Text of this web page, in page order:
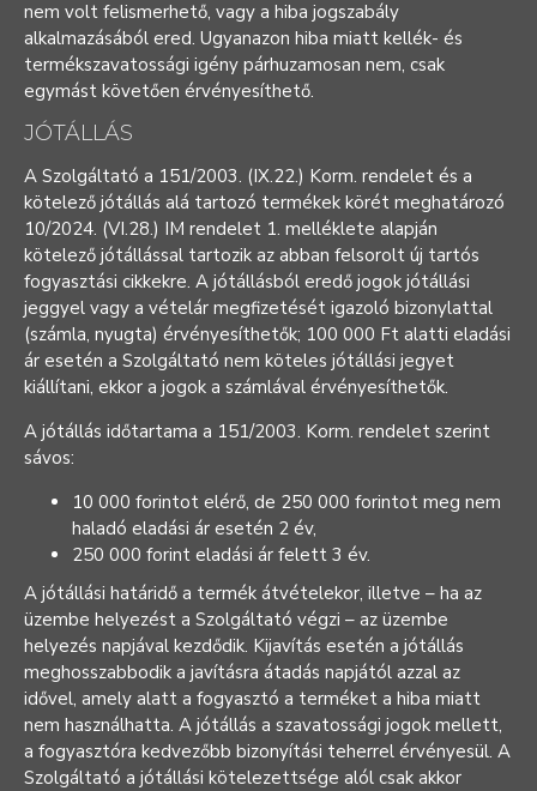
nem volt felismerhető, vagy a hiba jogszabály
alkalmazásából ered. Ugyanazon hiba miatt kellék- és
termékszavatossági igény párhuzamosan nem, csak
egymást követően érvényesíthető.
JÓTÁLLÁS
A Szolgáltató a 151/2003. (IX.22.) Korm. rendelet és a
kötelező jótállás alá tartozó termékek körét meghatározó
10/2024. (VI.28.) IM rendelet 1. melléklete alapján
kötelező jótállással tartozik az abban felsorolt új tartós
fogyasztási cikkekre. A jótállásból eredő jogok jótállási
jeggyel vagy a vételár megfizetését igazoló bizonylattal
(számla, nyugta) érvényesíthetők; 100 000 Ft alatti eladási
ár esetén a Szolgáltató nem köteles jótállási jegyet
kiállítani, ekkor a jogok a számlával érvényesíthetők.
A jótállás időtartama a 151/2003. Korm. rendelet szerint
sávos:
10 000 forintot elérő, de 250 000 forintot meg nem
haladó eladási ár esetén 2 év,
250 000 forint eladási ár felett 3 év.
A jótállási határidő a termék átvételekor, illetve – ha az
üzembe helyezést a Szolgáltató végzi – az üzembe
helyezés napjával kezdődik. Kijavítás esetén a jótállás
meghosszabbodik a javításra átadás napjától azzal az
idővel, amely alatt a fogyasztó a terméket a hiba miatt
nem használhatta. A jótállás a szavatossági jogok mellett,
a fogyasztóra kedvezőbb bizonyítási teherrel érvényesül. A
Szolgáltató a jótállási kötelezettsége alól csak akkor